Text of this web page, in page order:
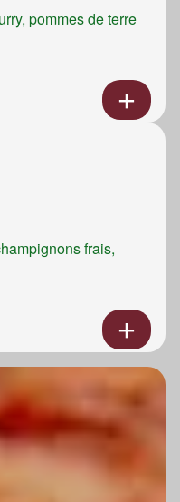
pommes de terre
frais,